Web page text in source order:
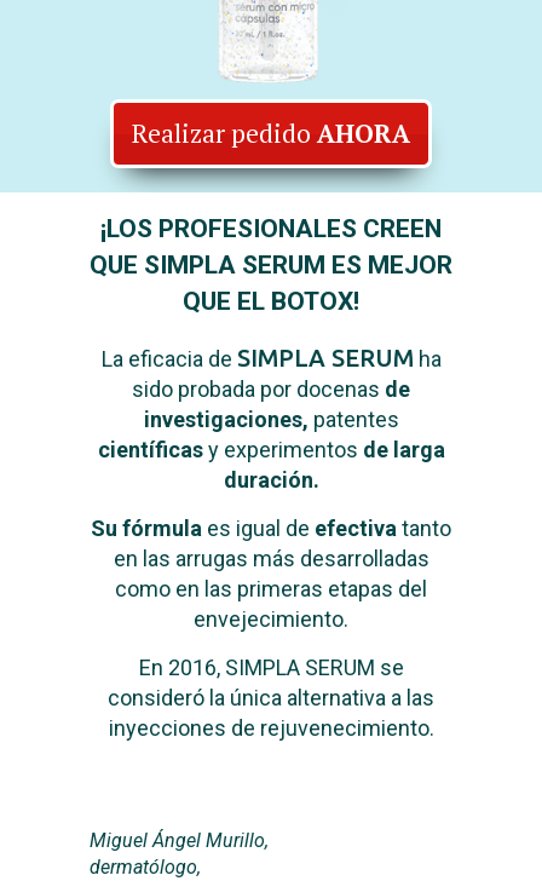
Realizar pedidoAHORA
¡LOS PROFESIONALES CREEN
QUE SIMPLA SERUM ES MEJOR
QUE EL BOTOX!
La eficacia de SIMPLA SERUM ha
sido probada por docenas de
investigaciones, patentes
científicasy experimentos de larga
duración.
Su fórmula es igual de efectiva tanto
en las arrugas más desarrolladas
como en las primeras etapas del
envejecimiento.
En 2016, SIMPLA SERUM se
consideró la única alternativa a las
inyecciones de rejuvenecimiento.
Miguel Ángel Murillo,
dermatólogo,